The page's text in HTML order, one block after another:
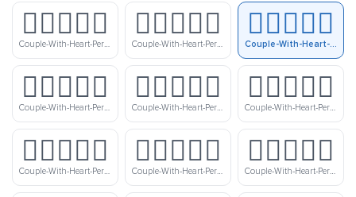
🧑🏼‍❤️‍🧑🏾
Couple-With-Heart-Person-Person-Medium-Light-Skin-Tone-Medium-Dark-Skin-Tone
🧑🏼‍❤️‍🧑🏿
Couple-With-Heart-Person-Person-Medium-Light-Skin-Tone-Dark-Skin-Tone
🧑🏽‍❤️‍🧑🏻
Couple-With-Heart-Person-Person-Medium-Skin-Tone-Light-Skin-Tone
🧑🏽‍❤️‍🧑🏼
Couple-With-Heart-Person-Person-Medium-Skin-Tone-Medium-Light-Skin-Tone
🧑🏽‍❤️‍🧑🏾
Couple-With-Heart-Person-Person-Medium-Skin-Tone-Medium-Dark-Skin-Tone
🧑🏽‍❤️‍🧑🏿
Couple-With-Heart-Person-Person-Medium-Skin-Tone-Dark-Skin-Tone
🧑🏾‍❤️‍🧑🏻
Couple-With-Heart-Person-Person-Medium-Dark-Skin-Tone-Light-Skin-Tone
🧑🏾‍❤️‍🧑🏼
Couple-With-Heart-Person-Person-Medium-Dark-Skin-Tone-Medium-Light-Skin-Tone
🧑🏾‍❤️‍🧑🏽
Couple-With-Heart-Person-Person-Medium-Dark-Skin-Tone-Medium-Skin-Tone